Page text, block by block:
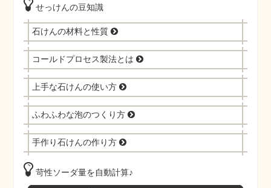
せっけんの豆知識
石けんの材料と性質
コールドプロセス製法とは
上手な石けんの使い方
ふわふわな泡のつくり方
手作り石けんの作り方
苛性ソーダ量を自動計算♪